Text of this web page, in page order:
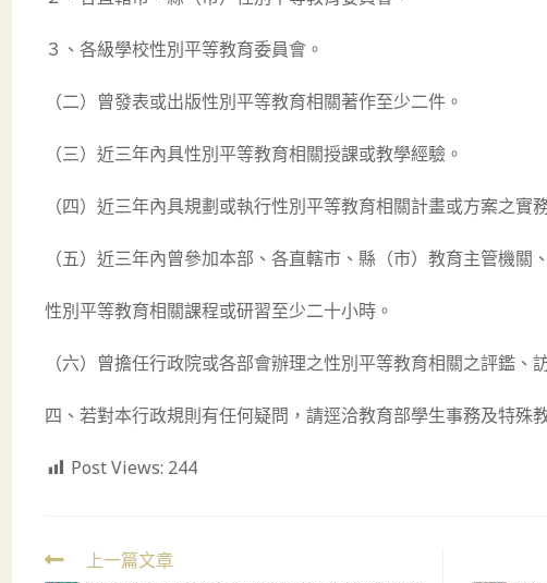
３、各級學校性別平等教育委員會。
（二）曾發表或出版性別平等教育相關著作至少二件。
（三）近三年內具性別平等教育相關授課或教學經驗。
（四）近三年內具規劃或執行性別平等教育相關計畫或方案之實
（五）近三年內曾參加本部、各直轄市、縣（市）教育主管機關
性別平等教育相關課程或研習至少二十小時。
（六）曾擔任行政院或各部會辦理之性別平等教育相關之評鑑、
四、若對本行政規則有任何疑問，請逕洽教育部學生事務及特殊
Post Views: 244
Read上一篇文章